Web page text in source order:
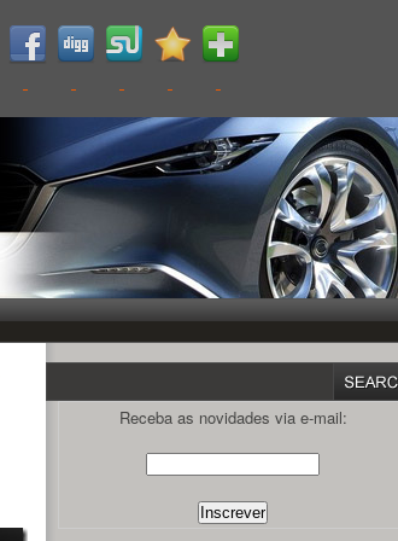
Receba as novidades via e-mail: